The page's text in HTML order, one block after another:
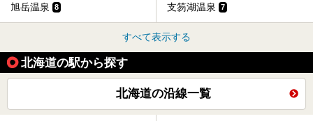
旭岳温泉 8 支笏湖温泉 7
すべて表示する
北海道の駅から探す
北海道の沿線一覧